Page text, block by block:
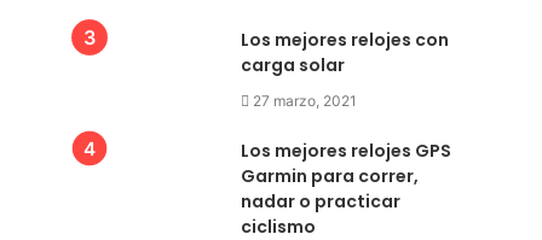
Los mejores relojes con
carga solar
27 marzo, 2021
Los mejores relojes GPS
Garmin para correr,
nadar o practicar
ciclismo